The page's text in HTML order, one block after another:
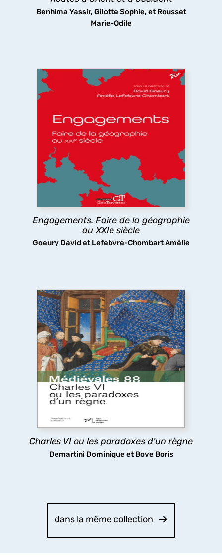
Benhima Yassir, Gilotte Sophie, et Rousset
Marie-Odile
Engagements. Faire de la géographie
au XXIe siècle
Goeury David et Lefebvre-Chombart Amélie
Engagements. Faire de la géographie au
XXIe siècle
Que signifie s’engager à faire de la géographie
dans un monde incertain dominé par les chocs
politiques, économiques et environnementaux ?
Les géographes s’engagent pour construire une
science commune, ouverte, citoyenne et
participative.
découvrir
Charles VI ou les paradoxes d’un règne
Demartini Dominique et Bove Boris
Charles VI ou les paradoxes d’un règne
Le long règne de Charles VI a longtemps été
considéré comme une catastrophe, pourtant les
arts et les lettres ont fleuri à sa cour, tandis que
sa folie même stimulait la réflexion politique : tels
découvrir
dans la même collection